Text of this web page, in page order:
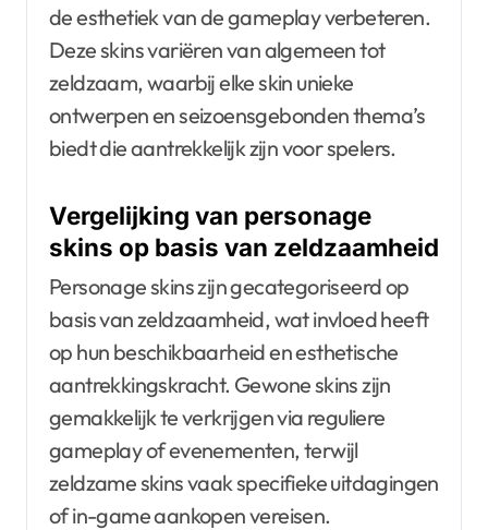
de esthetiek van de gameplay verbeteren.
Deze skins variëren van algemeen tot
zeldzaam, waarbij elke skin unieke
ontwerpen en seizoensgebonden thema’s
biedt die aantrekkelijk zijn voor spelers.
Vergelijking van personage
skins op basis van zeldzaamheid
Personage skins zijn gecategoriseerd op
basis van zeldzaamheid, wat invloed heeft
op hun beschikbaarheid en esthetische
aantrekkingskracht. Gewone skins zijn
gemakkelijk te verkrijgen via reguliere
gameplay of evenementen, terwijl
zeldzame skins vaak specifieke uitdagingen
of in-game aankopen vereisen.